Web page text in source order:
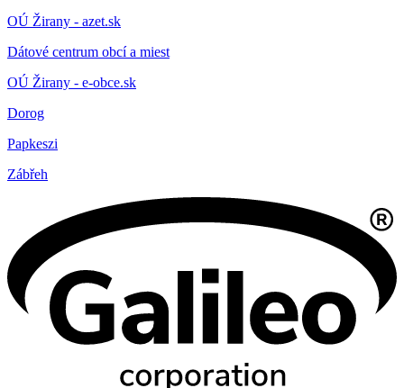
OÚ Žirany - azet.sk
Dátové centrum obcí a miest
OÚ Žirany - e-obce.sk
Dorog
Papkeszi
Zábřeh